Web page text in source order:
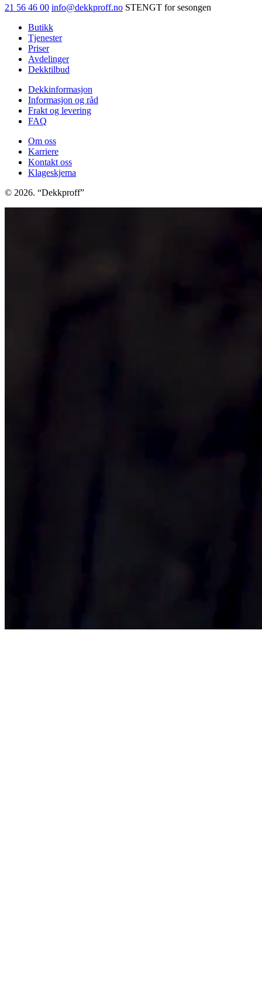
evo3
antall
21 56 46 00 info@dekkproff.no STENGT for sesongen
Butikk
Tjenester
Priser
Avdelinger
Dekktilbud
Dekkinformasjon
Informasjon og råd
Frakt og levering
FAQ
Om oss
Karriere
Kontakt oss
Klageskjema
© 2026. “Dekkproff”